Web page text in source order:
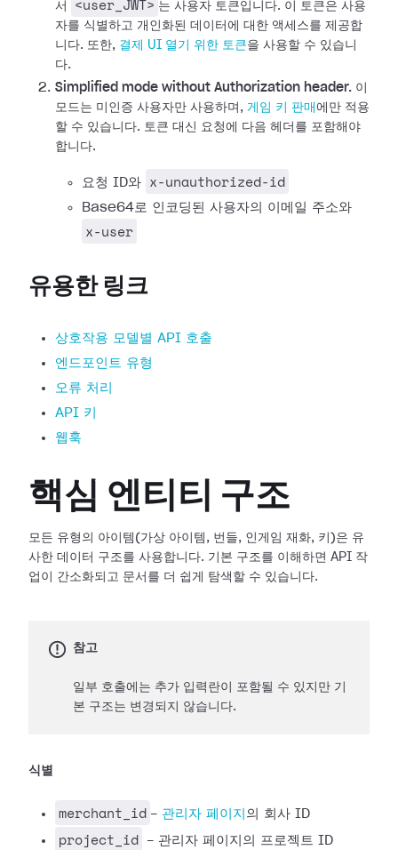
서 <user_JWT> 는 사용자 토큰입니다. 이 토큰은 사용
자를 식별하고 개인화된 데이터에 대한 액세스를 제공합
니다. 또한, 결제 UI 열기 위한 토큰을 사용할 수 있습니
다.
Simplified mode without Authorization header. 이
모드는 미인증 사용자만 사용하며, 게임 키 판매 에만 적용
할 수 있습니다. 토큰 대신 요청에 다음 헤더를 포함해야
합니다.
요청 ID와 x-unauthorized-id
Base64로 인코딩된 사용자의 이메일 주소와
x-user
유용한 링크
상호작용 모델별 API 호출
엔드포인트 유형
오류 처리
API 키
웹훅
핵심 엔티티 구조
모든 유형의 아이템(가상 아이템, 번들, 인게임 재화, 키)은 유
사한 데이터 구조를 사용합니다. 기본 구조를 이해하면 API 작
업이 간소화되고 문서를 더 쉽게 탐색할 수 있습니다.
참고
일부 호출에는 추가 입력란이 포함될 수 있지만 기
본 구조는 변경되지 않습니다.
식별
merchant_id - 관리자 페이지 의 회사 ID
project_id - 관리자 페이지의 프로젝트 ID